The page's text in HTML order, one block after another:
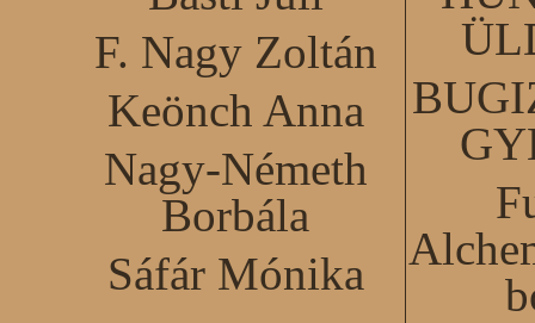
F. Nagy Zoltán
Keönch Anna
Nagy-Németh
Borbála
Sáfár Mónika